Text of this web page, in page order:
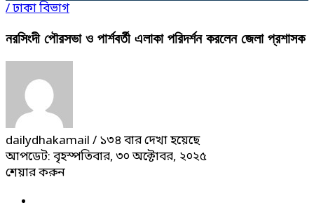
/ঢাকা বিভাগ
নরসিংদী পৌরসভা ও পার্শবর্তী এলাকা পরিদর্শন করলেন জেলা প্রশাসক
dailydhakamail / ১৩৪ বার দেখা হয়েছে
আপডেট: বৃহস্পতিবার, ৩০ অক্টোবর, ২০২৫
শেয়ার করুন